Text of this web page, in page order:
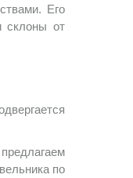
Его
склоны от
по